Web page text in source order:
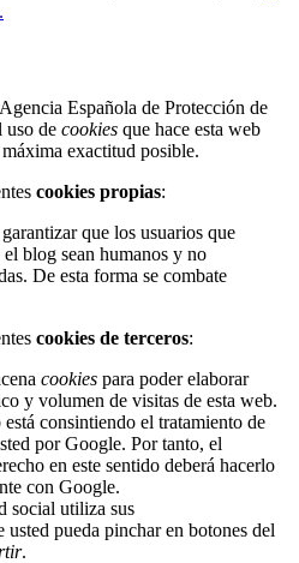
Española de Protección de
uso de cookies que hace esta web
exactitud posible.
cookies propias:
que los usuarios que
blog sean humanos y no
De esta forma se combate
cookies de terceros:
cookies para poder elaborar
y volumen de visitas de esta web.
consintiendo el tratamiento de
por Google. Por tanto, el
en este sentido deberá hacerlo
con Google.
social utiliza sus
usted pueda pinchar en botones del
.